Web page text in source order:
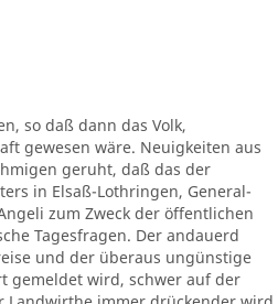
so daß dann das Volk,
gewesen wäre. Neuigkeiten aus
geruht, daß das der
in Elsaß-Lothringen, General-
zum Zweck der öffentlichen
Tagesfragen. Der andauerd
und der überaus ungünstige
gemeldet wird, schwer auf der